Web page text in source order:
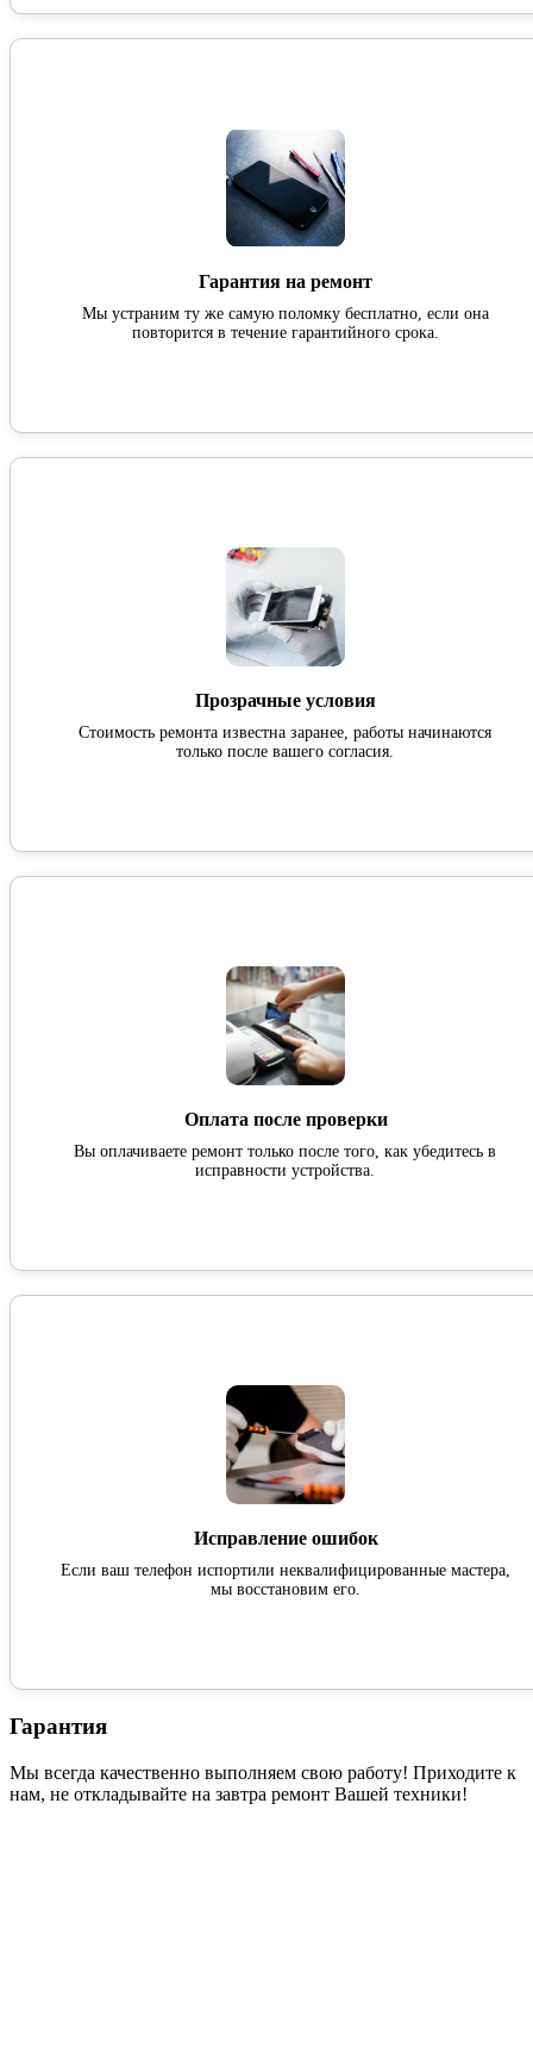
Гарантия на ремонт
Мы устраним ту же самую поломку бесплатно, если она
повторится в течение гарантийного срока.
Прозрачные условия
Стоимость ремонта известна заранее, работы начинаются
только после вашего согласия.
Оплата после проверки
Вы оплачиваете ремонт только после того, как убедитесь в
исправности устройства.
Исправление ошибок
Если ваш телефон испортили неквалифицированные мастера,
мы восстановим его.
Гарантия
Мы всегда качественно выполняем свою работу! Приходите к
нам, не откладывайте на завтра ремонт Вашей техники!